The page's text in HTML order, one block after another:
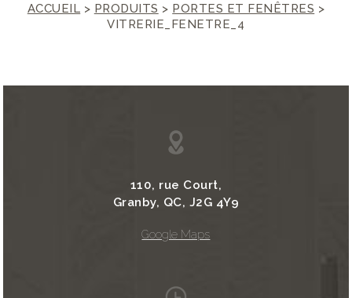
ACCUEIL > PRODUITS > PORTES ET FENÊTRES >
VITRERIE_FENETRE_4
110, rue Court,
Granby, QC, J2G 4Y9
Google Maps